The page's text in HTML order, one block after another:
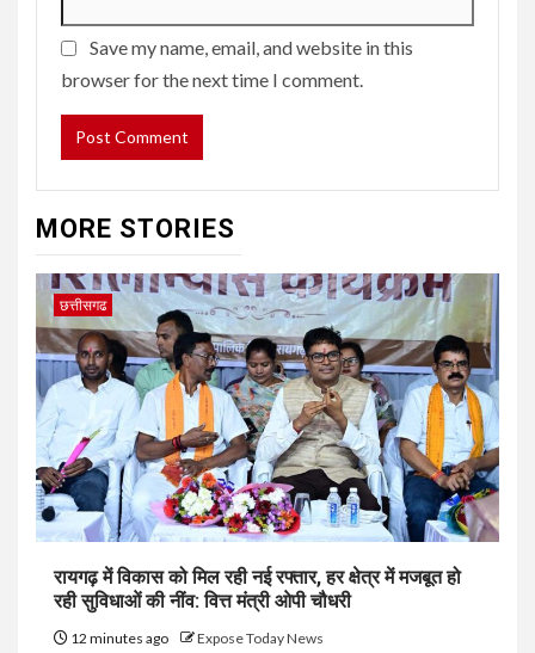
Save my name, email, and website in this
browser for the next time I comment.
MORE STORIES
छत्तीसगढ
रायगढ़ में विकास को मिल रही नई रफ्तार, हर क्षेत्र में मजबूत हो
रही सुविधाओं की नींव: वित्त मंत्री ओपी चौधरी
12 minutes ago Expose Today News